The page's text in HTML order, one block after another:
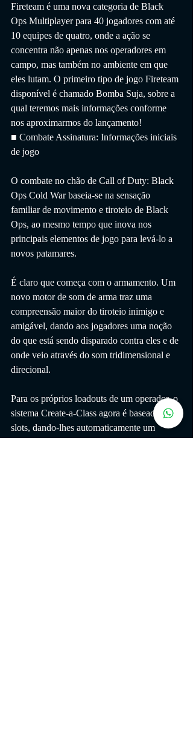
Fireteam é uma nova categoria de Black
Ops Multiplayer para 40 jogadores com até
10 equipes de quatro, onde a ação se
concentra não apenas nos operadores em
campo, mas também no ambiente em que
eles lutam. O primeiro tipo de jogo Fireteam
disponível é chamado Bomba Suja, sobre a
qual teremos mais informações conforme
nos aproximarmos do lançamento!
■ Combate Assinatura: Informações iniciais
de jogo
O combate no chão de Call of Duty: Black
Ops Cold War baseia-se na sensação
familiar de movimento e tiroteio de Black
Ops, ao mesmo tempo que inova nos
principais elementos de jogo para levá-lo a
novos patamares.
É claro que começa com o armamento. Um
novo motor de som de arma traz uma
compreensão maior do tiroteio inimigo e
amigável, dando aos jogadores uma noção
do que está sendo disparado contra eles e de
onde veio através do som tridimensional e
direcional.
Para os próprios loadouts de um operador, o
sistema Create-a-Class agora é baseado em
slots, dando-lhes automaticamente um